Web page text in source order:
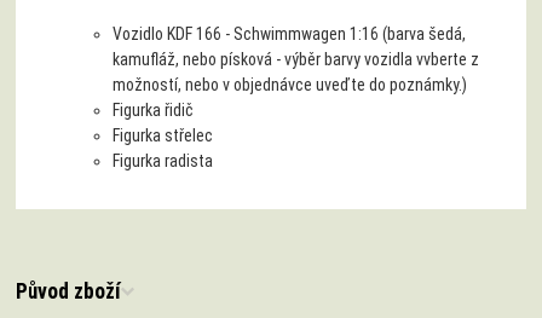
Vozidlo KDF 166 - Schwimmwagen 1:16 (barva šedá,
kamufláž, nebo písková - výběr barvy vozidla vvberte z
možností, nebo v objednávce uveďte do poznámky.)
Figurka řidič
Figurka střelec
Figurka radista
Původ zboží